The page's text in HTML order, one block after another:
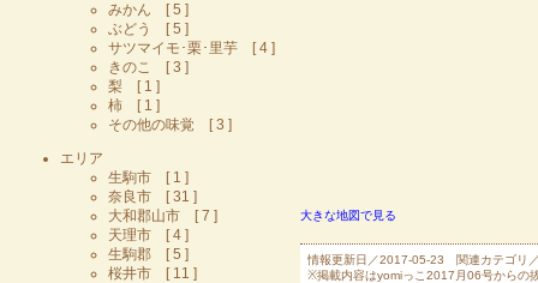
みかん [ 5 ]
ぶどう [ 5 ]
サツマイモ･栗･里芋 [ 4 ]
きのこ [ 3 ]
梨 [ 1 ]
柿 [ 1 ]
その他の味覚 [ 3 ]
エリア
生駒市 [ 1 ]
奈良市 [ 31 ]
大和郡山市 [ 7 ]
天理市 [ 4 ]
生駒郡 [ 5 ]
桜井市 [ 11 ]
大きな地図で見る
情報更新日／2017-05-23 関連カテゴリ
※掲載内容はyomiっこ2017月06号からの